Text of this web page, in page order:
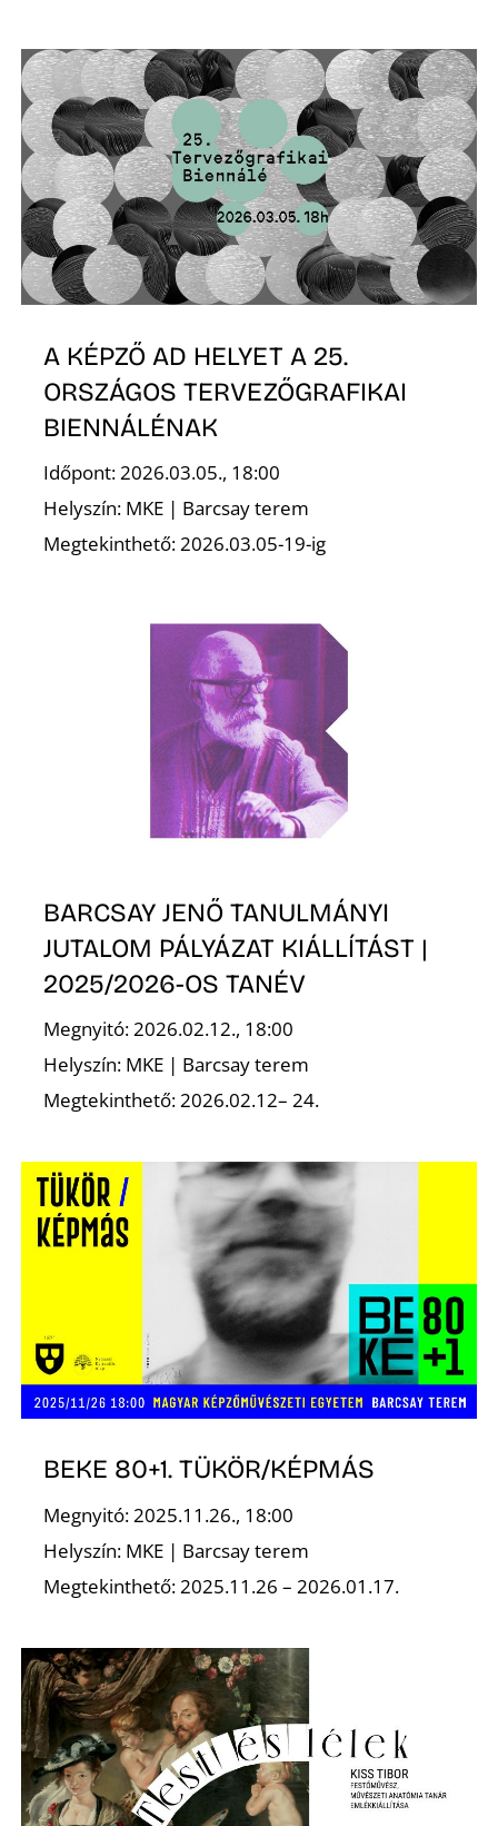
A KÉPZŐ AD HELYET A 25.
ORSZÁGOS TERVEZŐGRAFIKAI
BIENNÁLÉNAK
Időpont: 2026.03.05., 18:00
Helyszín: MKE | Barcsay terem
Megtekinthető: 2026.03.05-19-ig
BARCSAY JENŐ TANULMÁNYI
JUTALOM PÁLYÁZAT KIÁLLÍTÁST |
2025/2026-OS TANÉV
Megnyitó: 2026.02.12., 18:00
Helyszín: MKE | Barcsay terem
Megtekinthető: 2026.02.12– 24.
BEKE 80+1. TÜKÖR/KÉPMÁS
Megnyitó: 2025.11.26., 18:00
Helyszín: MKE | Barcsay terem
Megtekinthető: 2025.11.26 – 2026.01.17.